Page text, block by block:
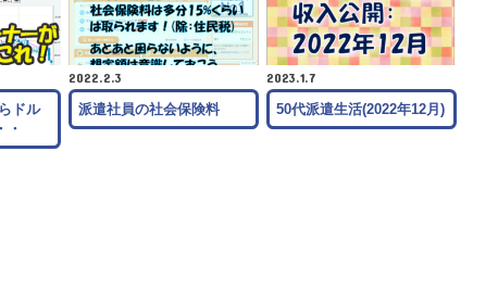
ドル
・
2022.2.3
派遣社員の社会保険料
2023.1.7
50代派遣生活(2022年12月)